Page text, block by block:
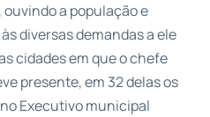
a população e
diversas demandas a ele
cidades em que o chefe
presente, em 32 delas os
Executivo municipal